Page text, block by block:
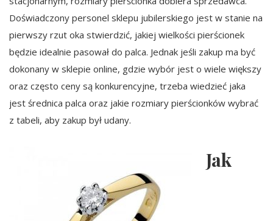
Doświadczony personel sklepu jubilerskiego jest w stanie na
pierwszy rzut oka stwierdzić, jakiej wielkości pierścionek
będzie idealnie pasował do palca. Jednak jeśli zakup ma być
dokonany w sklepie online, gdzie wybór jest o wiele większy
oraz często ceny są konkurencyjne, trzeba wiedzieć jaka
jest średnica palca oraz jakie rozmiary pierścionków wybrać
z tabeli, aby zakup był udany.
Jak